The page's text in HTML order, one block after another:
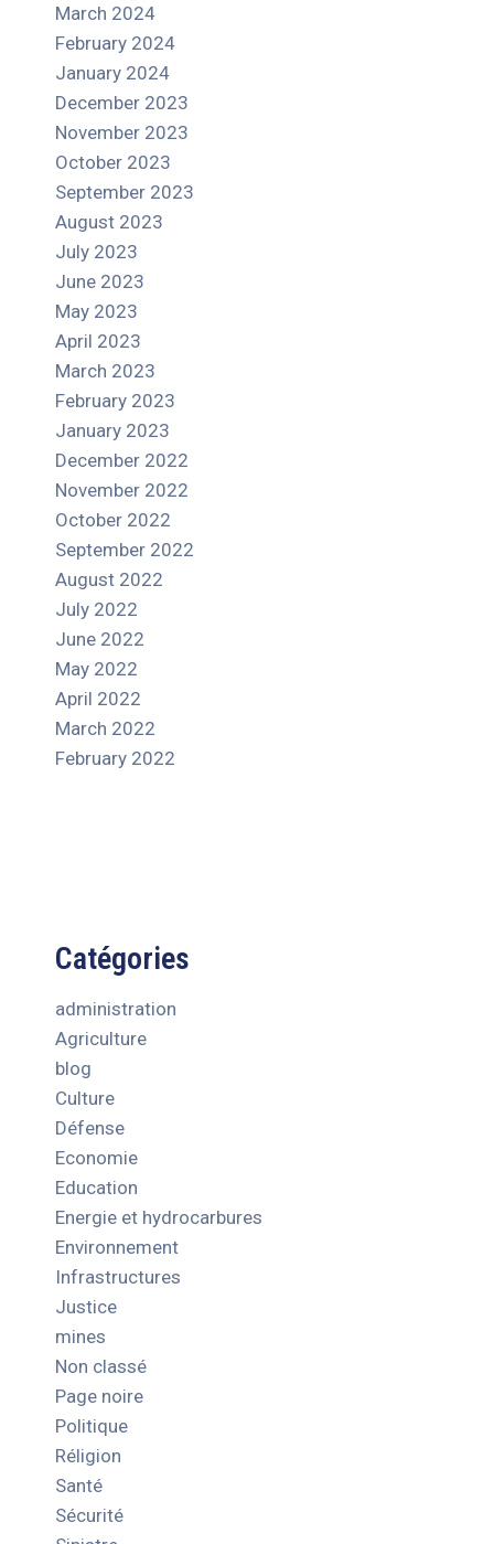
March 2024
February 2024
January 2024
December 2023
November 2023
October 2023
September 2023
August 2023
July 2023
June 2023
May 2023
April 2023
March 2023
February 2023
January 2023
December 2022
November 2022
October 2022
September 2022
August 2022
July 2022
June 2022
May 2022
April 2022
March 2022
February 2022
Catégories
administration
Agriculture
blog
Culture
Défense
Economie
Education
Energie et hydrocarbures
Environnement
Infrastructures
Justice
mines
Non classé
Page noire
Politique
Réligion
Santé
Sécurité